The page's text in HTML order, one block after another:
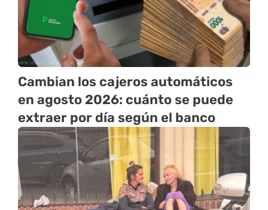
Cambian los cajeros automáticos
en agosto 2026: cuánto se puede
extraer por día según el banco